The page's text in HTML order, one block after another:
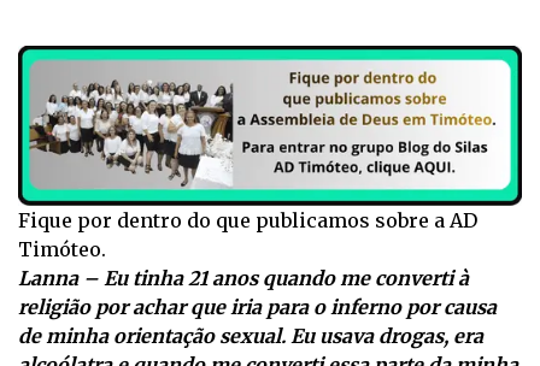
Fique por dentro do que publicamos sobre a AD
Timóteo.
Lanna – Eu tinha 21 anos quando me converti à
religião por achar que iria para o inferno por causa
de minha orientação sexual. Eu usava drogas, era